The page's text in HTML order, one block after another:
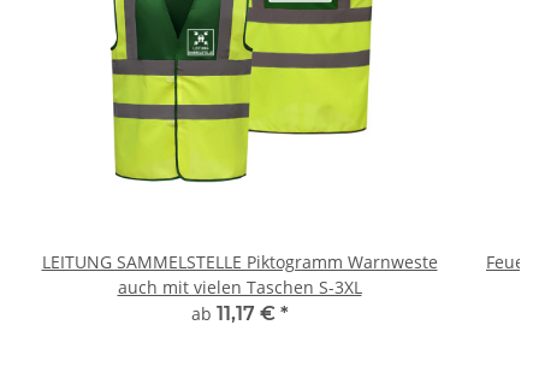
LEITUNG SAMMELSTELLE Piktogramm Warnweste
auch mit vielen Taschen S-3XL
ab 11,17 € *